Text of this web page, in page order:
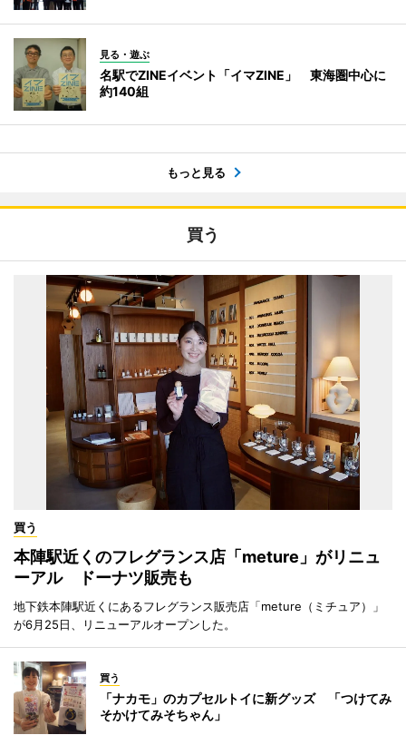
見る・遊ぶ
名駅でZINEイベント「イマZINE」 東海圏中心に
約140組
もっと見る
買う
買う
本陣駅近くのフレグランス店「meture」がリニュ
ーアル ドーナツ販売も
地下鉄本陣駅近くにあるフレグランス販売店「meture（ミチュア）」
が6月25日、リニューアルオープンした。
買う
「ナカモ」のカプセルトイに新グッズ 「つけてみ
そかけてみそちゃん」